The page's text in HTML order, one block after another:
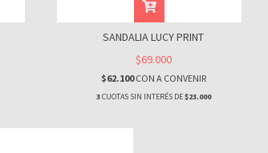
SANDALIA LUCY PRINT
$69.000
$62.100CON A CONVENIR
3CUOTAS SIN INTERÉS DE$23.000